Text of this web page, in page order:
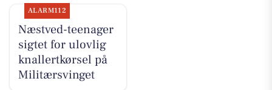
ALARM112
Næstved-teenager
sigtet for ulovlig
knallertkørsel på
Militærsvinget